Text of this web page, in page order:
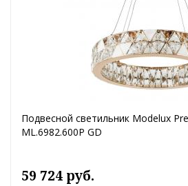
Подвесной светильник Modelux
ML.6982.600P GD
59 724 руб.